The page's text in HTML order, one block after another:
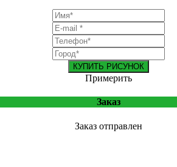
КУПИТЬ РИСУНОК
Примерить
Заказ
Заказ отправлен